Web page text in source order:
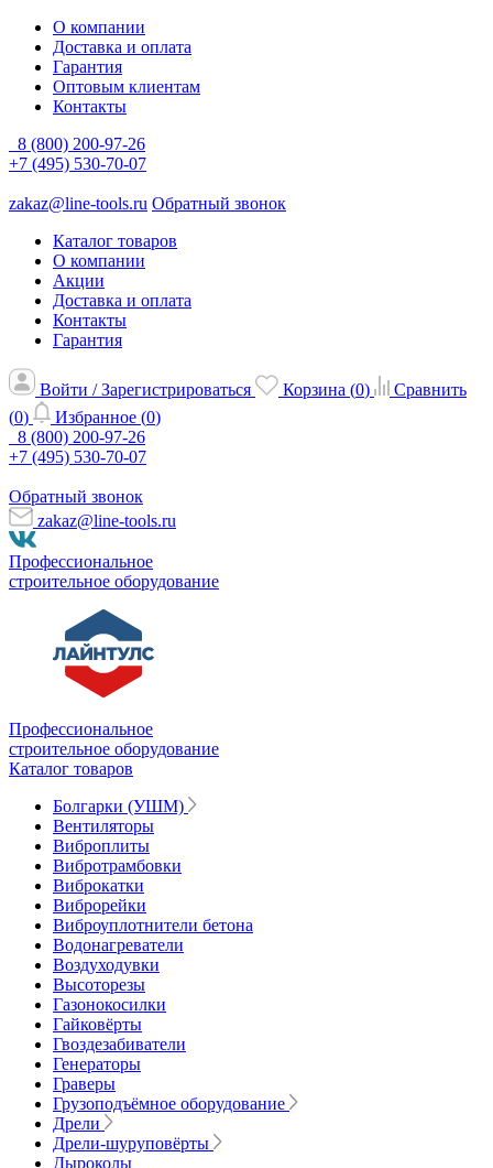
О компании
Доставка и оплата
Гарантия
Оптовым клиентам
Контакты
8 (800) 200-97-26
+7 (495) 530-70-07
zakaz@line-tools.ru Обратный звонок
Каталог товаров
О компании
Акции
Доставка и оплата
Контакты
Гарантия
Войти / Зарегистрироваться Корзина (0)
Сравнить
(0) Избранное (0)
8 (800) 200-97-26
+7 (495) 530-70-07
Обратный звонок
zakaz@line-tools.ru
Профессиональное
строительное оборудование
Профессиональное
строительное оборудование
Каталог товаров
Болгарки (УШМ)
Вентиляторы
Виброплиты
Вибротрамбовки
Виброкатки
Виброрейки
Виброуплотнители бетона
Водонагреватели
Воздуходувки
Высоторезы
Газонокосилки
Гайковёрты
Гвоздезабиватели
Генераторы
Граверы
Грузоподъёмное оборудование
Дрели
Дрели-шуруповёрты
Дыроколы